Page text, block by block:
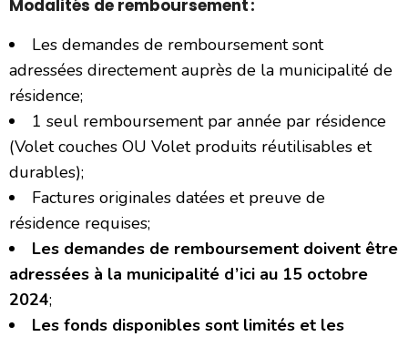
Modalités de remboursement :
Les demandes de remboursement sont
adressées directement auprès de la municipalité de
résidence;
1 seul remboursement par année par résidence
(Volet couches OU Volet produits réutilisables et
durables);
Factures originales datées et preuve de
résidence requises;
Les demandes de remboursement doivent être
adressées à la municipalité d’ici au 15 octobre
2024;
Les fonds disponibles sont limités et les